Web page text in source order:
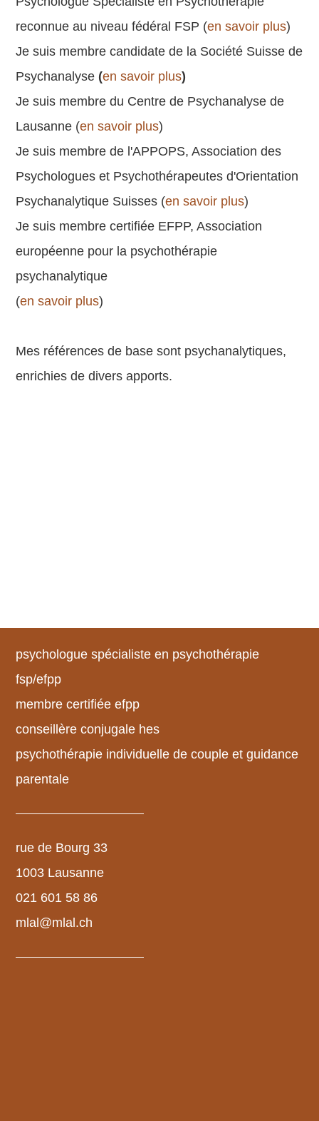
reconnue au niveau fédéral FSP (en savoir plus)
Je suis membre candidate de la Société Suisse de
Psychanalyse (en savoir plus)
Je suis membre du Centre de Psychanalyse de
Lausanne (en savoir plus)
Je suis membre de l'APPOPS, Association des
Psychologues et Psychothérapeutes d'Orientation
Psychanalytique Suisses (en savoir plus)
Je suis membre certifiée EFPP, Association
européenne pour la psychothérapie
psychanalytique
(en savoir plus)
Mes références de base sont psychanalytiques,
enrichies de divers apports.
psychologue spécialiste en psychothérapie
fsp/efpp
membre certifiée efpp
conseillère conjugale hes
psychothérapie individuelle de couple et guidance
parentale
rue de Bourg 33
1003 Lausanne
021 601 58 86
mlal@mlal.ch